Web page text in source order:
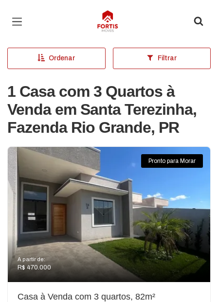
Página inicial
Ordenar Filtrar
1 Casa com 3 Quartos à
Venda em Santa Terezinha,
Fazenda Rio Grande, PR
Pronto para Morar
A partir de:
R$ 470.000
Casa à Venda com 3 quartos, 82m²